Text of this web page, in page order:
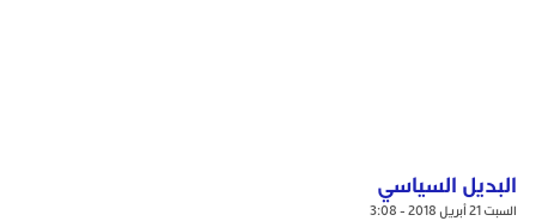
البديل السياسي
السبت 21 أبريل 2018 - 3:08